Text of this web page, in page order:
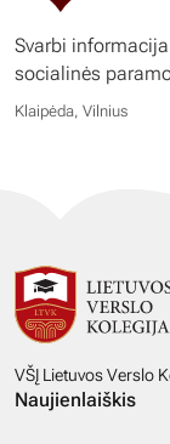
Svarbi
socialinės
Klaipėda, Vilnius
VŠĮ Lietuvos Verslo
Naujienlaiškis